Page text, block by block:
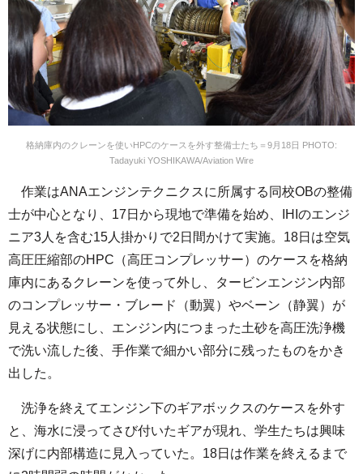
格納庫内のクレーンを使いHPCのケースを外す整備士たち＝9月18日 PHOTO:
Tadayuki YOSHIKAWA/Aviation Wire
作業はANAエンジンテクニクスに所属する同校OBの整備
士が中心となり、17日から現地で準備を始め、IHIのエンジ
ニア3人を含む15人掛かりで2日間かけて実施。18日は空気
高圧圧縮部のHPC（高圧コンプレッサー）のケースを格納
庫内にあるクレーンを使って外し、タービンエンジン内部
のコンプレッサー・ブレード（動翼）やベーン（静翼）が
見える状態にし、エンジン内につまった土砂を高圧洗浄機
で洗い流した後、手作業で細かい部分に残ったものをかき
出した。
洗浄を終えてエンジン下のギアボックスのケースを外す
と、海水に浸ってさび付いたギアが現れ、学生たちは興味
深げに内部構造に見入っていた。18日は作業を終えるまで